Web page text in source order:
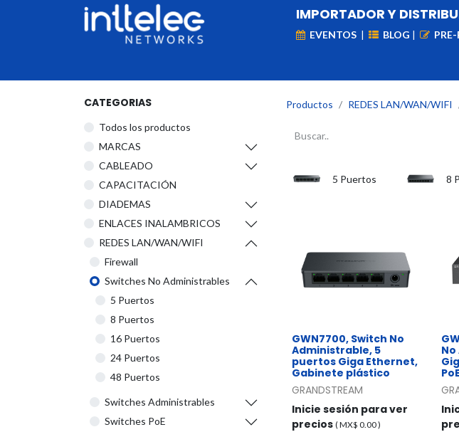
IMPORTADOR Y
EVENTOS | BLOG |
CATEGORIAS
Todos los productos
​MARCAS
CABLEADO
CAPACITACIÓN
DIADEMAS
ENLACES INALAMBRICOS
REDES LAN/WAN/WIFI
Firewall
Switches No Administrables
5 Puertos
8 Puertos
16 Puertos
24 Puertos
48 Puertos
Switches Administrables
Switches PoE
Productos REDES LAN/WAN/WIFI
5 Puertos 8
GWN7700, Switch No
Administrable, 5
puertos Giga Ethernet,
Gabinete plástico
GRANDSTREAM
Inicie sesión para ver
precios ( MX$ 0.00)